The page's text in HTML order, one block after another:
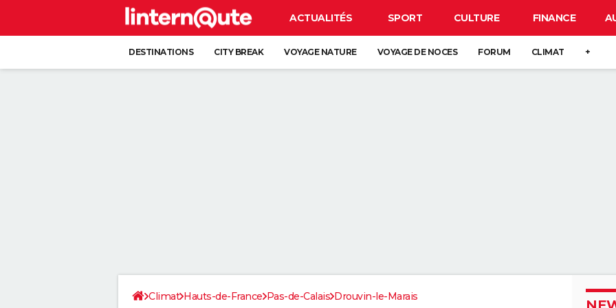
ACTUALITÉS SPORT CULTURE FINANCE
DESTINATIONS CITY BREAK VOYAGE NATURE VOYAGE DE NOCES FORUM CLIMAT +
Climat Hauts-de-France Pas-de-Calais Drouvin-le-Marais